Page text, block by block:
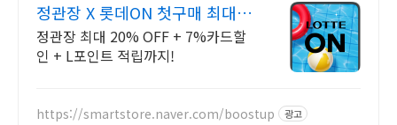
정관장 X 롯데ON 첫구매 최대 5
천원 혜택!
정관장 최대 20% OFF + 7%카드할
인 + L포인트 적립까지!
https://smartstore.naver.com/boostup 광고